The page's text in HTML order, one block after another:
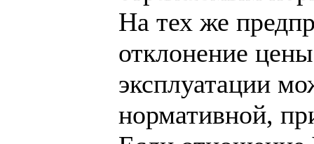
На тех же
отклонение
эксплуатации
нормативной,